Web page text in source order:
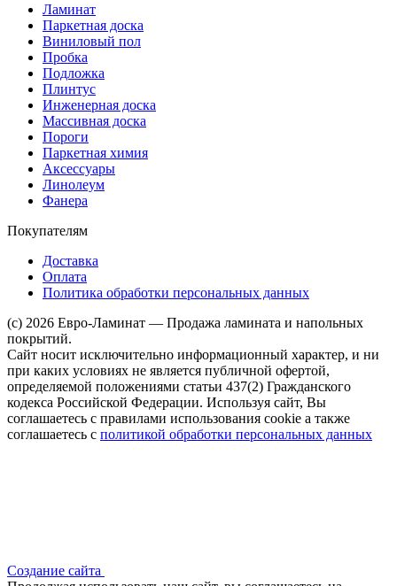
Ламинат
Паркетная доска
Виниловый пол
Пробка
Подложка
Плинтус
Инженерная доска
Массивная доска
Пороги
Паркетная химия
Аксессуары
Линолеум
Фанера
Покупателям
Доставка
Оплата
Политика обработки персональных данных
(c) 2026 Евро-Ламинат — Продажа ламината и напольных
покрытий.
Сайт носит исключительно информационный характер, и ни
при каких условиях не является публичной офертой,
определяемой положениями статьи 437(2) Гражданского
кодекса Российской Федерации. Используя сайт, Вы
соглашаетесь с правилами использования cookie а также
соглашаетесь с политикой обработки персональных данных
Создание сайта